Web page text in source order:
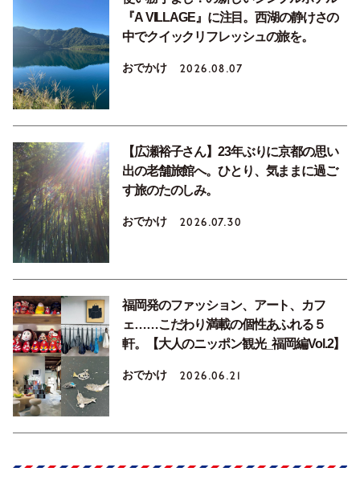
『A VILLAGE』に注目。西湖の静けさの
中でクイックリフレッシュの旅を。
おでかけ 2026.08.07
【広瀬裕子さん】23年ぶりに京都の思い
出の老舗旅館へ。ひとり、気ままに過ご
す旅のたのしみ。
おでかけ 2026.07.30
福岡発のファッション、アート、カフ
ェ……こだわり満載の個性あふれる５
軒。【大人のニッポン観光_福岡編Vol.2】
おでかけ 2026.06.21